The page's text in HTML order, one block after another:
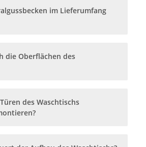
im Lieferumfang
die Oberflächen des
des Waschtischs